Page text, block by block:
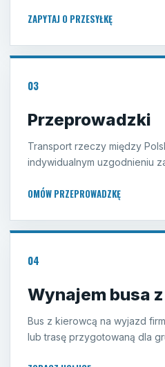
ZAPYTAJ O PRZESYŁKĘ
03
Przeprowadzki
Transport rzeczy między
indywidualnym uzgodnieniu
OMÓW PRZEPROWADZKĘ
04
Wynajem busa
Bus z kierowcą na wyjazd
lub trasę przygotowaną dla